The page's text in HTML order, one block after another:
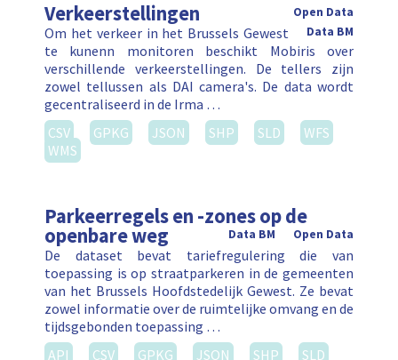
Verkeerstellingen
Open Data
Data BM
Om het verkeer in het Brussels Gewest
te kunenn monitoren beschikt Mobiris over
verschillende verkeerstellingen. De tellers zijn
zowel tellussen als DAI camera's. De data wordt
gecentraliseerd in de Irma …
CSV
GPKG JSON SHP SLD
WFS
WMS
Parkeerregels en -zones op de
openbare weg Open Data
Data BM
De dataset bevat tariefregulering die van
toepassing is op straatparkeren in de gemeenten
van het Brussels Hoofdstedelijk Gewest. Ze bevat
zowel informatie over de ruimtelijke omvang en de
tijdsgebonden toepassing …
API
CSV GPKG JSON SHP SLD